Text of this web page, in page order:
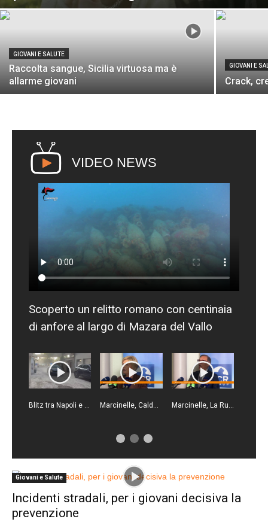
GIOVANI E SALUTE
Raccolta sangue, Sicilia virtuosa ma è
allarme giovani
GIOVANI E
Crack,
VIDEO NEWS
Scoperto un relitto romano con centinaia
di anfore al largo di Mazara del Vallo
Giovani e Salute
Incidenti stradali, per i giovani decisiva la
prevenzione